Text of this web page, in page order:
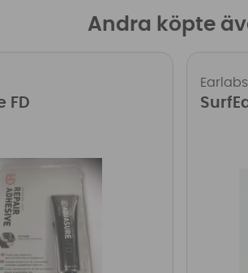
Andra köpte
FD
Earlabs